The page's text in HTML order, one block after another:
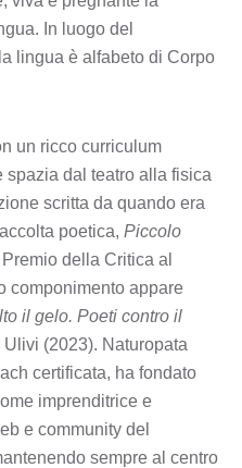
In luogo del
lingua è alfabeto di Corpo
un ricco curriculum
spazia dal teatro alla fisica
scritta da quando era
poetica, Piccolo
della Critica al
componimento appare
il gelo. Poeti contro il
Ulivi (2023). Naturopata
certificata, ha fondato
imprenditrice e
e community del
sempre al centro